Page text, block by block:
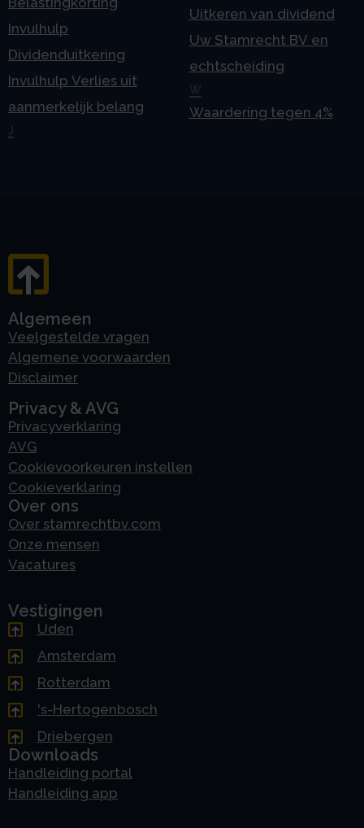
Invulhulp
Dividenduitkering
Invulhulp Verlies uit
aanmerkelijk belang
J
Uitkeren van dividend
Uw Stamrecht BV en
echtscheiding
W
Waardering tegen 4%
Algemeen
Veelgestelde vragen
Algemene voorwaarden
Disclaimer
Privacy & AVG
Privacyverklaring
AVG
Cookievoorkeuren instellen
Cookieverklaring
Over ons
Over stamrechtbv.com
Onze mensen
Vacatures
Vestigingen
Uden
Amsterdam
Rotterdam
's-Hertogenbosch
Driebergen
Downloads
Handleiding portal
Handleiding app